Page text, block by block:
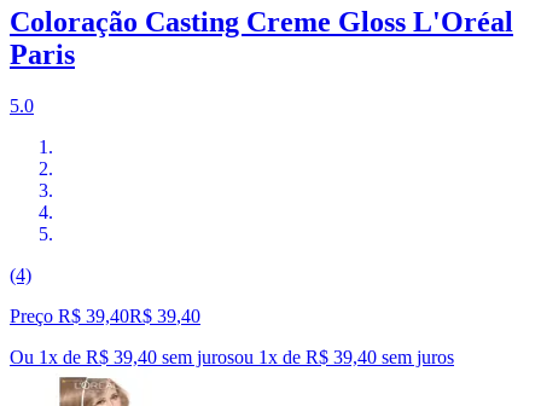
Coloração Casting Creme Gloss L'Oréal
Paris
5.0
(4)
Preço R$ 39,40R$ 39,40
Ou 1x de R$ 39,40 sem jurosou 1x de R$ 39,40 sem juros